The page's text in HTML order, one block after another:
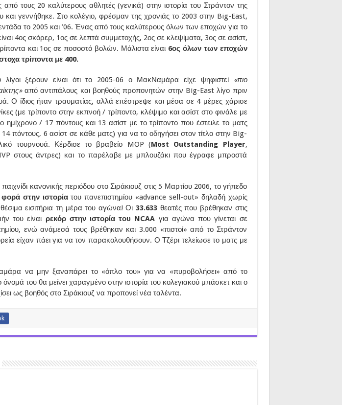
από τους 20 καλύτερους αθλητές (γενικά) στην ιστορία του Στράντον της
και γεννήθηκε. Στο κολέγιο, φρέσμαν της χρονιάς το 2003 στην Big-East,
το 2005 και ’06. Ένας από τους καλύτερους όλων των εποχών για το
4ος σκόρερ, 1ος σε λεπτά συμμετοχής, 2ος σε κλεψίματα, 3ος σε ασίστ,
και 1ος σε ποσοστό βολών. Μάλιστα είναι 6ος όλων των εποχών
τρίποντα με 400.
λίγοι ξέρουν είναι ότι το 2005-06 ο ΜακΝαμάρα είχε ψηφιστεί «πιο
από αντιπάλους και βοηθούς προπονητών στην Big-East λίγο πριν
Ο ίδιος ήταν τραυματίας, αλλά επέστρεψε και μέσα σε 4 μέρες χάρισε
(με τρίποντο στην εκπνοή / τρίποντο, κλέψιμο και ασίστ στο φινάλε με
ημίχρονο / 17 πόντους και 13 ασίστ με το τρίποντο που έστειλε το ματς
πόντους, 6 ασίστ σε κάθε ματς) για να το οδηγήσει στον τίτλο στην Big-
τουρνουά. Κέρδισε το βραβείο MOP (Most Outstanding Player,
στους άντρες) και το παρέλαβε με μπλουζάκι που έγραφε μπροστά
παιχνίδι κανονικής περιόδου στο Σιράκιουζ στις 5 Μαρτίου 2006, το γήπεδο
στην ιστορίατου πανεπιστημίου «advance sell-out» δηλαδή χωρίς
εισιτήρια τη μέρα του αγώνα! Οι33.633 θεατές που βρέθηκαν στις
του είναι ρεκόρ στην ιστορία του NCAA για αγώνα που γίνεται σε
ενώ ανάμεσά τους βρέθηκαν και 3.000 «πιστοί» από το Στράντον
είχαν πάει για να τον παρακολουθήσουν. Ο Τζέρι τελείωσε το ματς με
να μην ξαναπάρει το «όπλο του» για να «πυροβολήσει» από το
όνομά του θα μείνει χαραγμένο στην ιστορία του κολεγιακού μπάσκετ και ο
ως βοηθός στο Σιράκιουζ να προπονεί νέα ταλέντα.